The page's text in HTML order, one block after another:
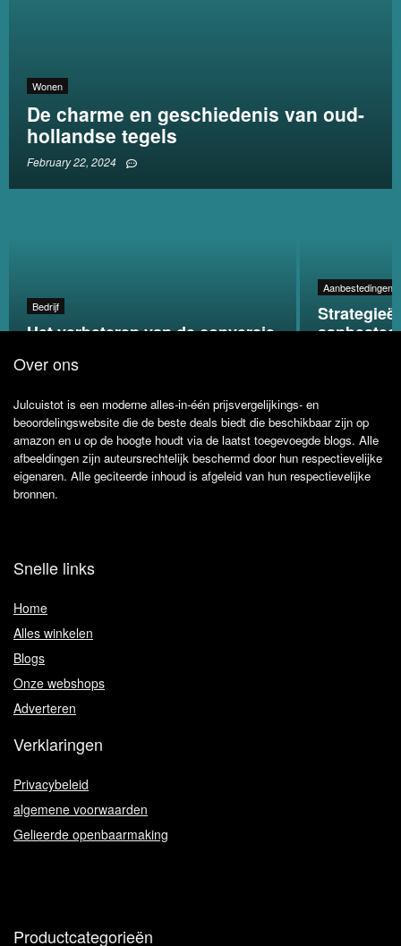
Wonen
De charme en geschiedenis van oud-
hollandse tegels
February 22, 2024
Bedrijf
Het verbeteren van de conversie
Aanbestedingen
Over ons
Julcuistot is een moderne alles-in-één prijsvergelijkings- en
beoordelingswebsite die de beste deals biedt die beschikbaar zijn op
amazon en u op de hoogte houdt via de laatst toegevoegde blogs. Alle
afbeeldingen zijn auteursrechtelijk beschermd door hun respectievelijke
eigenaren. Alle geciteerde inhoud is afgeleid van hun respectievelijke
bronnen.
Snelle links
Home
Alles winkelen
Blogs
Onze webshops
Adverteren
Verklaringen
Privacybeleid
algemene voorwaarden
Gelieerde openbaarmaking
Productcategorieën